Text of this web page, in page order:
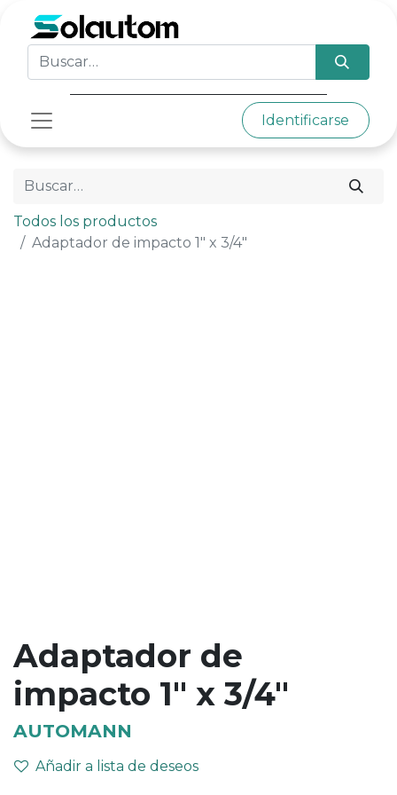
Identificarse
Todos los productos
Adaptador de impacto 1" x 3/4"
Adaptador de
impacto 1" x 3/4"
AUTOMANN
Añadir a lista de deseos